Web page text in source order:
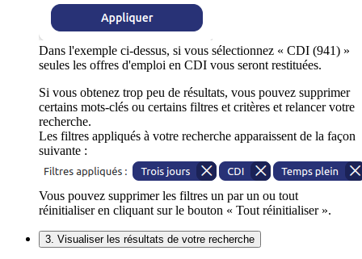
Dans l'exemple ci-dessus, si vous sélectionnez « CDI (941) »
seules les offres d'emploi en CDI vous seront restituées.
Si vous obtenez trop peu de résultats, vous pouvez supprimer
certains mots-clés ou certains filtres et critères et relancer votre
recherche.
Les filtres appliqués à votre recherche apparaissent de la façon
suivante :
Vous pouvez supprimer les filtres un par un ou tout
réinitialiser en cliquant sur le bouton « Tout réinitialiser ».
3. Visualiser les résultats de votre recherche